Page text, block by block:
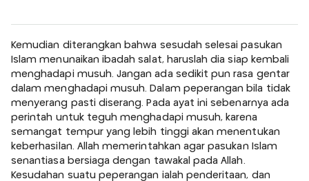
Kemudian diterangkan bahwa sesudah selesai pasukan
Islam menunaikan ibadah salat, haruslah dia siap kembali
menghadapi musuh. Jangan ada sedikit pun rasa gentar
dalam menghadapi musuh. Dalam peperangan bila tidak
menyerang pasti diserang. Pada ayat ini sebenarnya ada
perintah untuk teguh menghadapi musuh, karena
semangat tempur yang lebih tinggi akan menentukan
keberhasilan. Allah memerintahkan agar pasukan Islam
senantiasa bersiaga dengan tawakal pada Allah.
Kesudahan suatu peperangan ialah penderitaan, dan